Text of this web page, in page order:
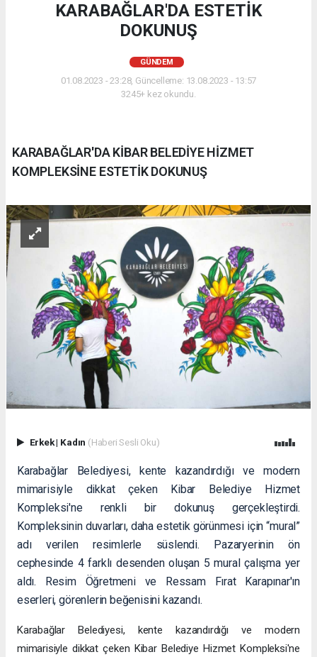
KARABAĞLAR'DA ESTETİK
DOKUNUŞ
GÜNDEM
01.08.2023 - 23:28, Güncelleme: 13.08.2023 - 13:57
3245+ kez okundu.
KARABAĞLAR'DA KİBAR BELEDİYE HİZMET
KOMPLEKSİNE ESTETİK DOKUNUŞ
Erkek| Kadın (Haberi Sesli Oku)
Karabağlar Belediyesi, kente kazandırdığı ve modern
mimarisiyle dikkat çeken Kibar Belediye Hizmet
Kompleksi'ne renkli bir dokunuş gerçekleştirdi.
Kompleksinin duvarları, daha estetik görünmesi için “mural”
adı verilen resimlerle süslendi. Pazaryerinin ön
cephesinde 4 farklı desenden oluşan 5 mural çalışma yer
aldı. Resim Öğretmeni ve Ressam Fırat Karapınar'ın
eserleri, görenlerin beğenisini kazandı.
Karabağlar Belediyesi, kente kazandırdığı ve modern
mimarisiyle dikkat çeken Kibar Belediye Hizmet Kompleksi'ne